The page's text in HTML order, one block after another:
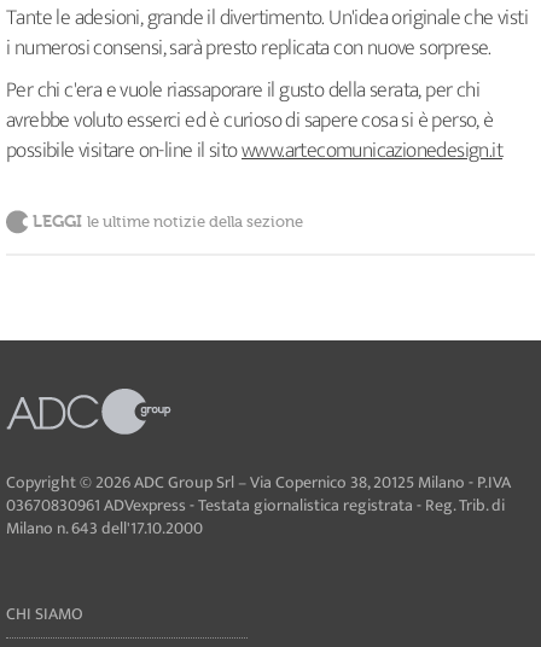
Tante le adesioni, grande il divertimento. Un'idea originale che visti
i numerosi consensi, sarà presto replicata con nuove sorprese.
Per chi c'era e vuole riassaporare il gusto della serata, per chi
avrebbe voluto esserci ed è curioso di sapere cosa si è perso, è
possibile visitare on-line il sitowww.artecomunicazionedesign.it
LEGGI le ultime notizie della sezione
Copyright © 2026 ADC Group Srl – Via Copernico 38, 20125 Milano - P.IVA
03670830961 ADVexpress - Testata giornalistica registrata - Reg. Trib. di
Milano n. 643 dell'17.10.2000
CHI SIAMO